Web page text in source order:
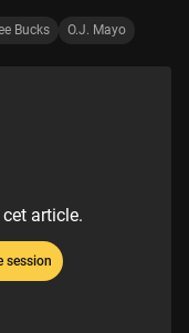
Bucks O.J. Mayo
article.
session